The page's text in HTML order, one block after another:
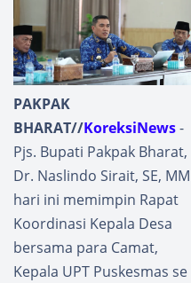
PAKPAK
BHARAT//KoreksiNews-
Pjs. Bupati Pakpak Bharat,
Dr. Naslindo Sirait, SE, MM
hari ini memimpin Rapat
Koordinasi Kepala Desa
bersama para Camat,
Kepala UPT Puskesmas se